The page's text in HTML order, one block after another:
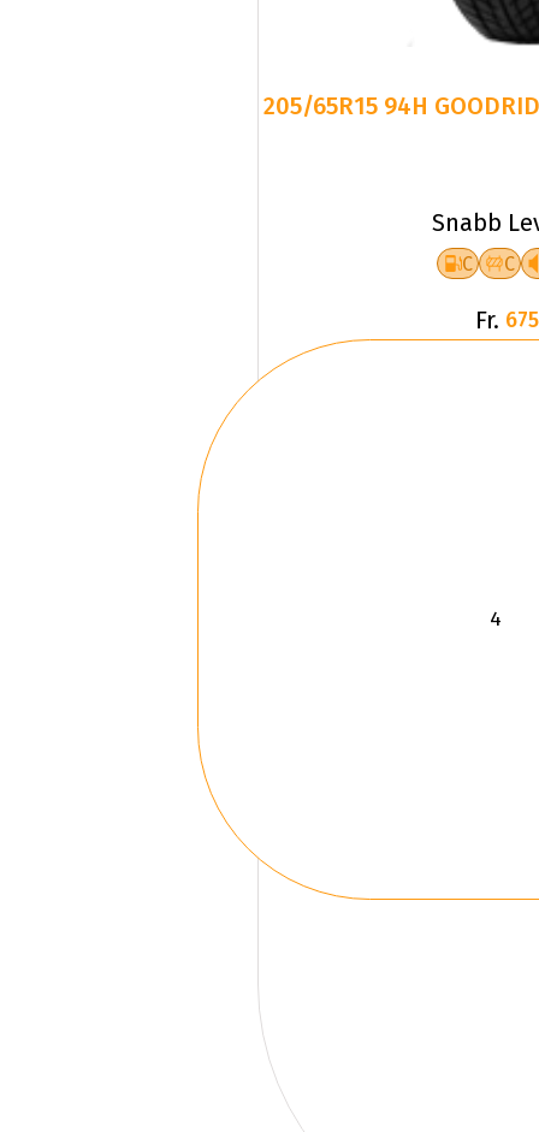
205/65R15 94H
Snabb
C C
Fr.